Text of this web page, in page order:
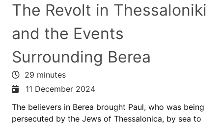
The Revolt in Thessaloniki
and the Events
Surrounding Berea
29 minutes
11 December 2024
The believers in Berea brought Paul, who was being
persecuted by the Jews of Thessalonica, by sea to